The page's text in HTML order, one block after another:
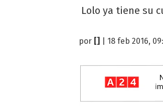
Lolo ya tiene su
por | 18 feb 2016,